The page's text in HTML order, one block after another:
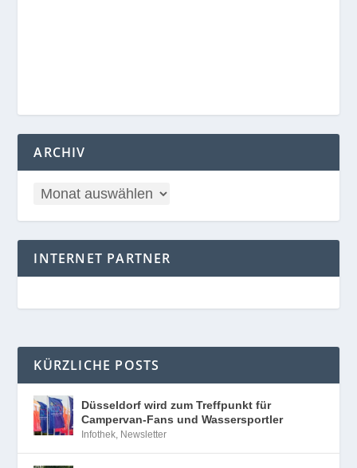
ARCHIV
INTERNET PARTNER
KÜRZLICHE POSTS
Düsseldorf wird zum Treffpunkt für
Campervan-Fans und Wassersportler
Infothek, Newsletter